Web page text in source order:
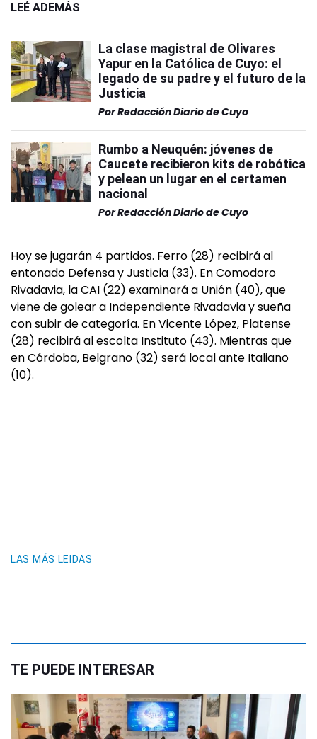
LEÉ ADEMÁS
La clase magistral de Olivares
Yapur en la Católica de Cuyo: el
legado de su padre y el futuro de la
Justicia
PorRedacción Diario de Cuyo
Rumbo a Neuquén: jóvenes de
Caucete recibieron kits de robótica
y pelean un lugar en el certamen
nacional
PorRedacción Diario de Cuyo
Hoy se jugarán 4 partidos. Ferro (28) recibirá al
entonado Defensa y Justicia (33). En Comodoro
Rivadavia, la CAI (22) examinará a Unión (40), que
viene de golear a Independiente Rivadavia y sueña
con subir de categoría. En Vicente López, Platense
(28) recibirá al escolta Instituto (43). Mientras que
en Córdoba, Belgrano (32) será local ante Italiano
(10).
LAS MÁS LEIDAS
TE PUEDE INTERESAR